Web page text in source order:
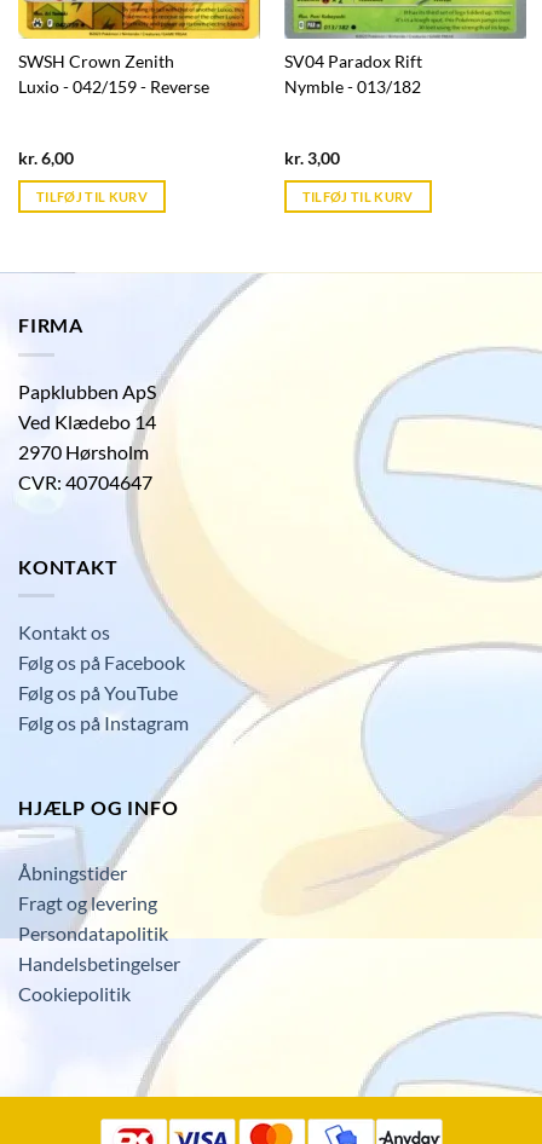
SWSH Crown Zenith
Luxio - 042/159 - Reverse
kr.6,00Current
is:
kr. 39,95.
TILFØJ TIL KURV
SV04 Paradox Rift
Nymble - 013/182
kr.3,00Current
is:
kr. 39,95.
TILFØJ TIL KURV
FIRMA
Papklubben ApS
Ved Klædebo 14
2970 Hørsholm
CVR: 40704647
KONTAKT
Kontakt os
Følg os på Facebook
Følg os på YouTube
Følg os på Instagram
HJÆLP OG INFO
Åbningstider
Fragt og levering
Persondatapolitik
Handelsbetingelser
Cookiepolitik